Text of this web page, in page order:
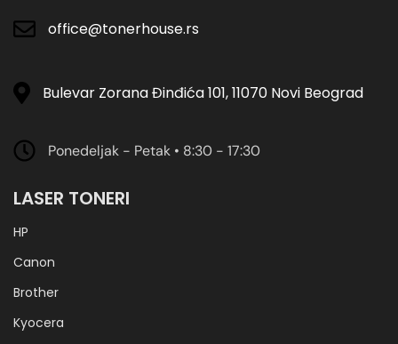
office@tonerhouse.rs
Bulevar Zorana Đinđića 101, 11070 Novi Beograd
Ponedeljak - Petak • 8:30 - 17:30
LASER TONERI
HP
Canon
Brother
Kyocera